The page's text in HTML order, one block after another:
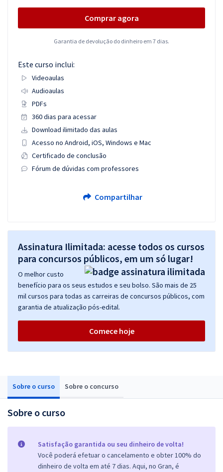
Sobre o curso Sobre o concurso
Sobre o curso
Satisfação garantida ou seu dinheiro de volta!
Você poderá efetuar o cancelamento e obter 100% do
dinheiro de volta em até 7 dias. Aqui, no Gran, é
Comprar agora
Garantia de devolução do dinheiro em 7 dias.
Este curso inclui:
Videoaulas
Audioaulas
PDFs
360 dias para acessar
Download ilimitado das aulas
Acesso no Android, iOS, Windows e Mac
Certificado de conclusão
Fórum de dúvidas com professores
Compartilhar
Assinatura Ilimitada: acesse todos os cursos
para concursos públicos, em um só lugar!
O melhor custo
benefício para os seus estudos e seu bolso. São mais de 25
mil cursos para todas as carreiras de concursos públicos, com
garantia de atualização pós-edital.
Comece hoje